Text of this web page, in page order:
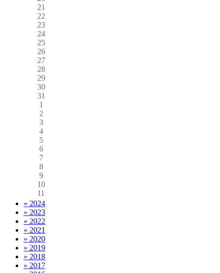
21
22
23
24
25
26
27
28
29
30
31
1
2
3
4
5
6
7
8
9
10
11
» 2024
» 2023
» 2022
» 2021
» 2020
» 2019
» 2018
» 2017